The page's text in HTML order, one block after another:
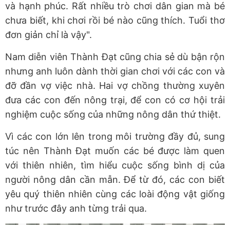
và hạnh phúc. Rất nhiều trò chơi dân gian mà bé
chưa biết, khi chơi rồi bé nào cũng thích. Tuổi thơ
đơn giản chỉ là vậy".
Nam diễn viên Thành Đạt cũng chia sẻ dù bận rộn
nhưng anh luôn dành thời gian chơi với các con và
đỡ đần vợ việc nhà. Hai vợ chồng thường xuyên
đưa các con đến nông trại, để con có cơ hội trải
nghiệm cuộc sống của những nông dân thứ thiệt.
Vì các con lớn lên trong môi trường đầy đủ, sung
túc nên Thành Đạt muốn các bé được làm quen
với thiên nhiên, tìm hiểu cuộc sống bình dị của
người nông dân cần mẫn. Để từ đó, các con biết
yêu quý thiên nhiên cùng các loài động vật giống
như trước đây anh từng trải qua.